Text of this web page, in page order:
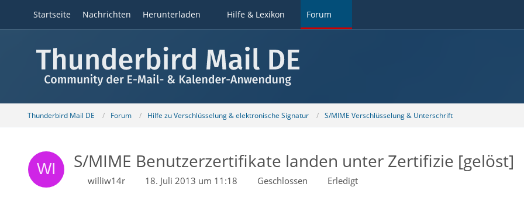
Startseite Nachrichten Herunterladen Hilfe & Lexikon Forum
Thunderbird Mail DE Forum Hilfe zu Verschlüsselung & elektronische Signatur S/MIME Verschlüsselung & Unterschrift
S/MIME Benutzerzertifikate landen unter Zertifizie [gelöst]
williw14r 18. Juli 2013 um 11:18 Geschlossen Erledigt